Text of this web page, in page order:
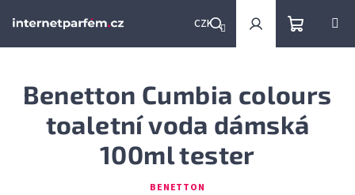
CZK
Hledat PřihlášeníNákupní
košík
Benetton Cumbia colours
toaletní voda dámská
100ml tester
BENETTON